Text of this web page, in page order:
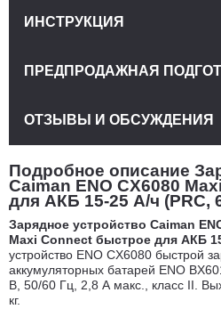
Подробное описание
Caiman ENO CX6080
для АКБ 15-25 А/ч (PRC,
Зарядное устройство Caiman
Maxi Connect быстрое для АКБ
устройство ENO CX6080 быстрой
аккумуляторных батарей ENO
В, 50/60 Гц, 2,8 А макс., класс II.
кг.
ИНСТРУКЦИЯ
ПРЕДПРОДАЖНАЯ
ОТЗЫВЫ И ОБСУЖДЕНИЯ